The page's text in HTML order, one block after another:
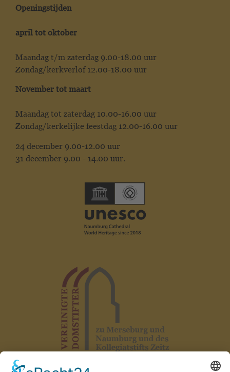
Openingstijden
april tot oktober
Maandag t/m zaterdag 9.00-18.00 uur
Zondag/kerkverlof 12.00-18.00 uur
November tot maart
Maandag tot zaterdag 10.00-16.00 uur
Zondag/kerkelijke feestdag 12.00-16.00 uur
24 december 9.00-12.00 uur
31 december 9.00 - 14.00 uur.